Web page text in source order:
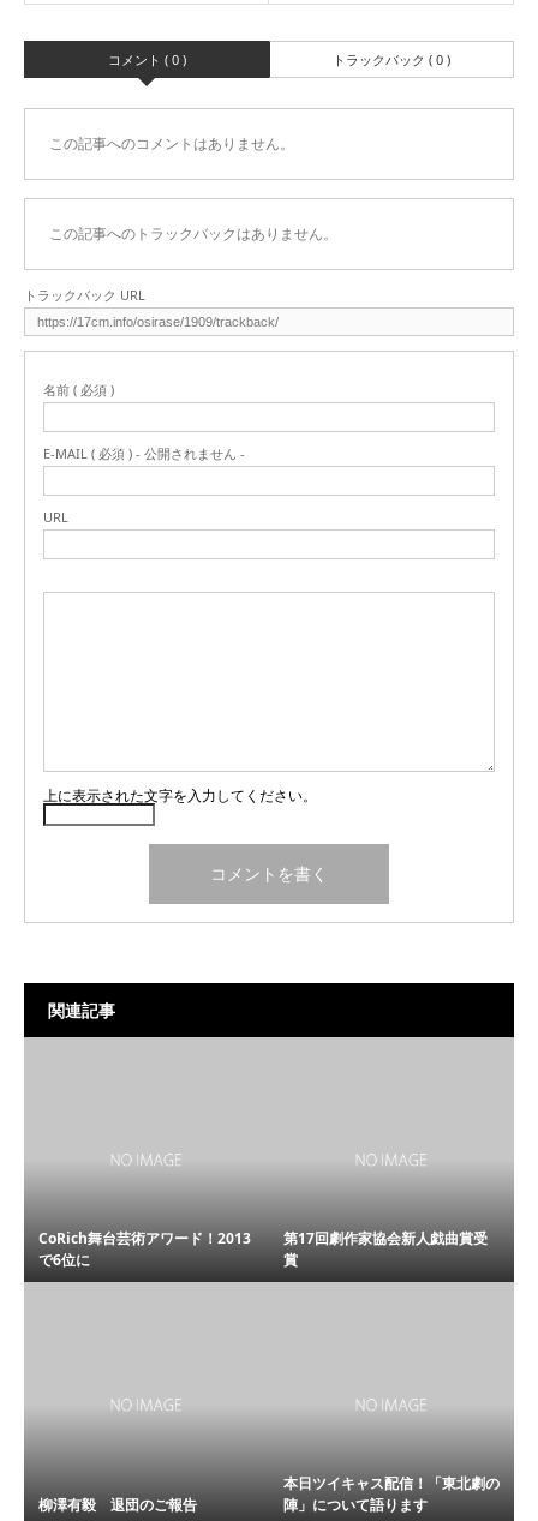
コメント ( 0 ) トラックバック ( 0 )
この記事へのコメントはありません。
この記事へのトラックバックはありません。
トラックバック URL
名前 ( 必須 )
E-MAIL ( 必須 ) - 公開されません -
URL
上に表示された文字を入力してください。
関連記事
CoRich舞台芸術アワード！2013
で6位に
第17回劇作家協会新人戯曲賞受
賞
柳澤有毅 退団のご報告
本日ツイキャス配信！「東北劇の
陣」について語ります